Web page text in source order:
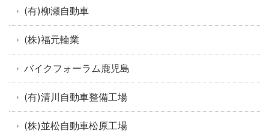
(有)柳瀬自動車
(株)福元輪業
バイクフォーラム鹿児島
(有)清川自動車整備工場
(株)並松自動車松原工場